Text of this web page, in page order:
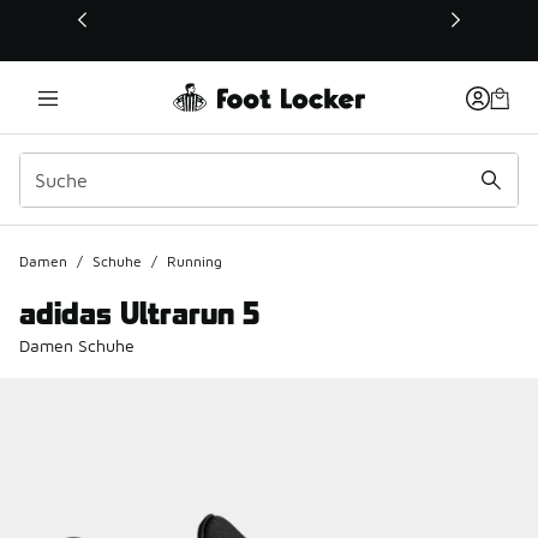
Dieser Link öffnet sich in einem neuen Fenster
Damen / Schuhe / Running
adidas Ultrarun 5
Damen Schuhe